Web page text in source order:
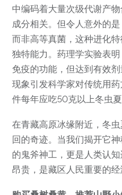
中编码着大量次级代谢产
成分相关。但令人意外的
而非高等真菌，这种进化
独特能力。药理学实验表
免疫的功能，但达到有效
现象引发科学家对传统用
件每年应吃50克以上冬虫夏
在青藏高原冰缘附近，冬
回的奇迹。当我们揭开它
的鬼斧神工，更是人类认
昂贵，是藏区人民重要的经